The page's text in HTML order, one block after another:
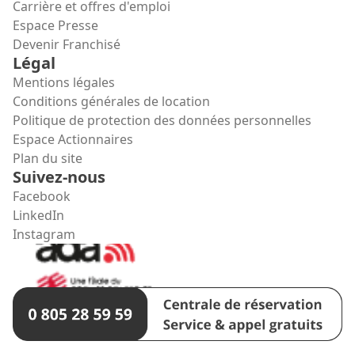
Carrière et offres d'emploi
Espace Presse
Devenir Franchisé
Légal
Mentions légales
Conditions générales de location
Politique de protection des données personnelles
Espace Actionnaires
Plan du site
Suivez-nous
Facebook
LinkedIn
Instagram